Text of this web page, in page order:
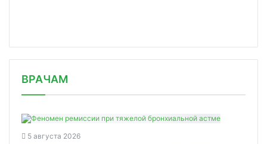
ВРАЧАМ
5 августа 2026